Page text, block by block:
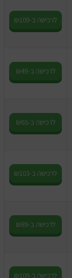
לרכישה ב-₪109
לרכישה ב-₪49
לרכישה ב-₪65
לרכישה ב-₪103
לרכישה ב-₪89
לרכישה ב-₪109